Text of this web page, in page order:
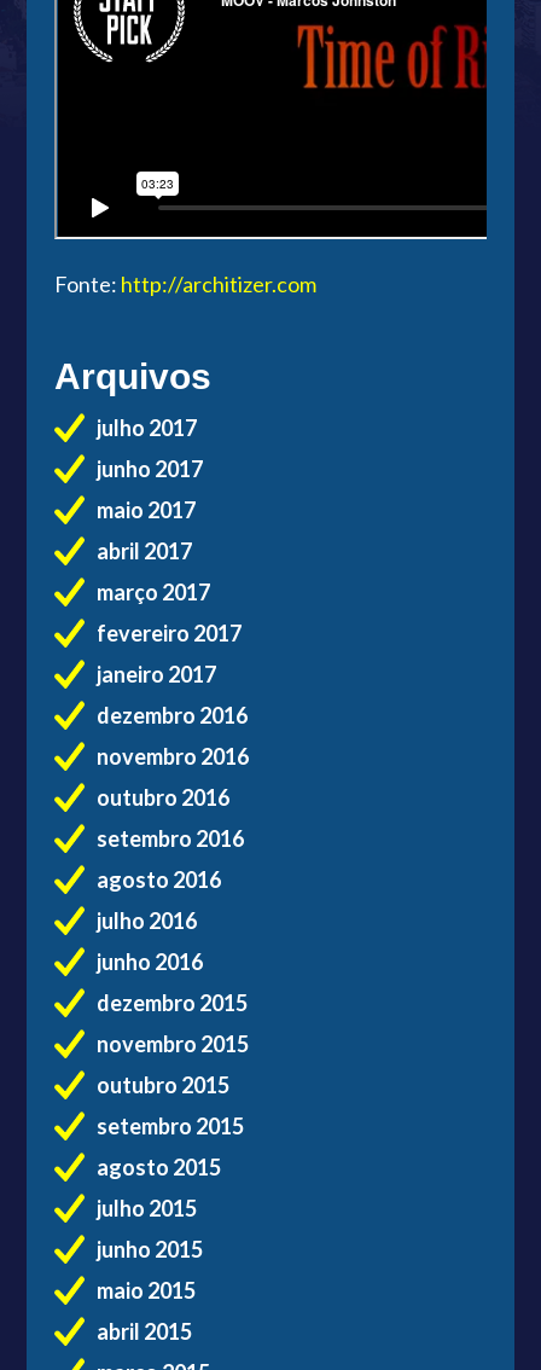
Fonte: http://architizer.com
Arquivos
julho 2017
junho 2017
maio 2017
abril 2017
março 2017
fevereiro 2017
janeiro 2017
dezembro 2016
novembro 2016
outubro 2016
setembro 2016
agosto 2016
julho 2016
junho 2016
dezembro 2015
novembro 2015
outubro 2015
setembro 2015
agosto 2015
julho 2015
junho 2015
maio 2015
abril 2015